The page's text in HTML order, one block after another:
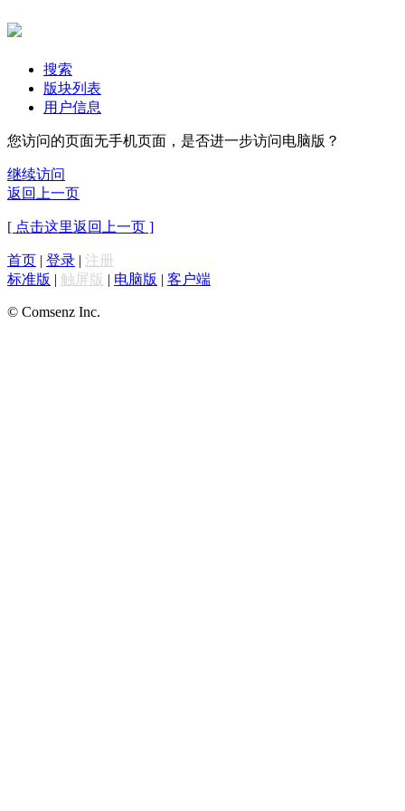
搜索
版块列表
用户信息
您访问的页面无手机页面，是否进一步访问电脑版？
继续访问
返回上一页
[ 点击这里返回上一页 ]
首页 | 登录 | 注册
标准版 | 触屏版 | 电脑版 | 客户端
© Comsenz Inc.